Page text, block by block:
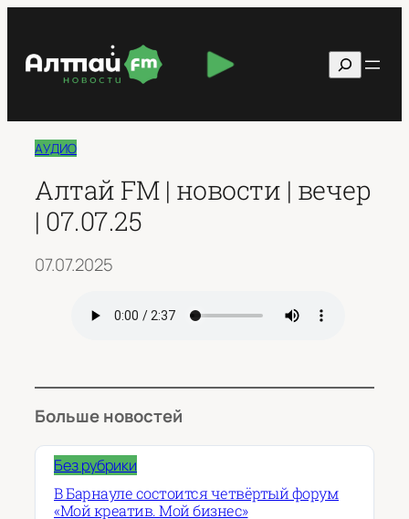
содержимому
Поиск
АУДИО
Алтай FM | новости | вечер
| 07.07.25
07.07.2025
Больше новостей
Без рубрики
В Барнауле состоится четвёртый форум
«Мой креатив. Мой бизнес»